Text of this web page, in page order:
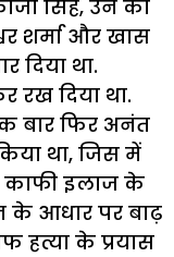
सिंह, उन का
शर्मा और खास
दिया था.
रख दिया था.
बार फिर अनंत
था, जिस में
काफी इलाज के
के आधार पर बाढ़
हत्या के प्रयास